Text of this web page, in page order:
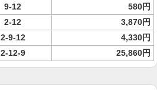
9-12
580円
2-12
3,870円
2-9-12
4,330円
2-12-9 25,860円